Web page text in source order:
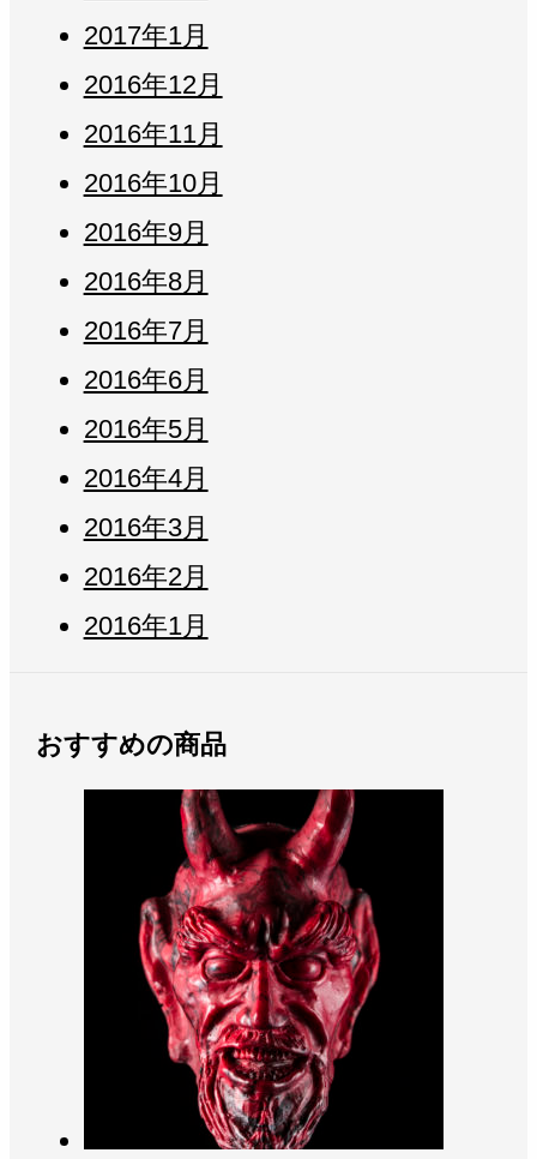
2017年1月
2016年12月
2016年11月
2016年10月
2016年9月
2016年8月
2016年7月
2016年6月
2016年5月
2016年4月
2016年3月
2016年2月
2016年1月
おすすめの商品